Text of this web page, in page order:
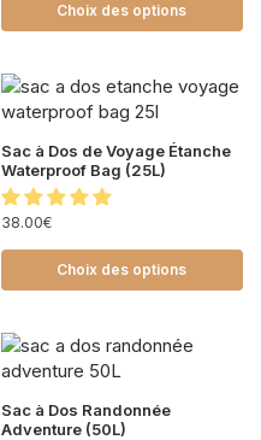
Choix des options
Sac à Dos de Voyage Étanche
Waterproof Bag (25L)
38.00€
Choix des options
Sac à Dos Randonnée
Adventure (50L)